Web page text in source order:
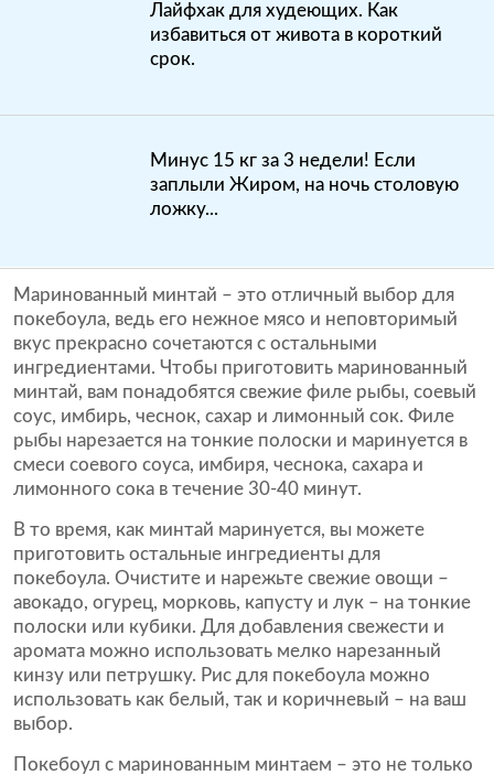
Лайфхак для худеющих. Как
избавиться от живота в короткий
срок.
Минус 15 кг за 3 недели! Если
заплыли Жиром, на ночь столовую
ложку...
Маринованный минтай – это отличный выбор для
покебоула, ведь его нежное мясо и неповторимый
вкус прекрасно сочетаются с остальными
ингредиентами. Чтобы приготовить маринованный
минтай, вам понадобятся свежие филе рыбы, соевый
соус, имбирь, чеснок, сахар и лимонный сок. Филе
рыбы нарезается на тонкие полоски и маринуется в
смеси соевого соуса, имбиря, чеснока, сахара и
лимонного сока в течение 30-40 минут.
В то время, как минтай маринуется, вы можете
приготовить остальные ингредиенты для
покебоула. Очистите и нарежьте свежие овощи –
авокадо, огурец, морковь, капусту и лук – на тонкие
полоски или кубики. Для добавления свежести и
аромата можно использовать мелко нарезанный
кинзу или петрушку. Рис для покебоула можно
использовать как белый, так и коричневый – на ваш
выбор.
Покебоул с маринованным минтаем – это не только